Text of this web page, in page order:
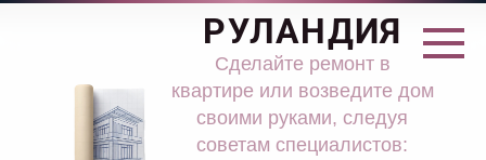
Перейти
РУЛАНДИЯ
Сделайте ремонт в
квартире или возведите дом
своими руками, следуя
советам специалистов: